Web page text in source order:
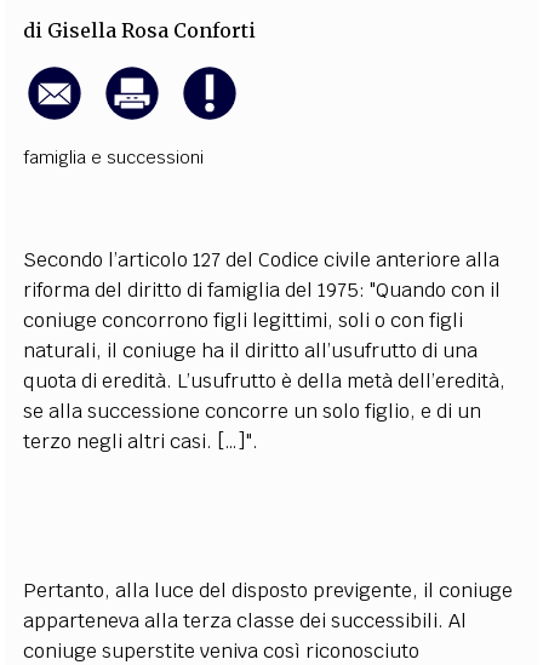
di Gisella Rosa Conforti
famiglia e successioni
Secondo l’articolo 127 del Codice civile anteriore alla
riforma del diritto di famiglia del 1975: "Quando con il
coniuge concorrono figli legittimi, soli o con figli
naturali, il coniuge ha il diritto all’usufrutto di una
quota di eredità. L’usufrutto è della metà dell’eredità,
se alla successione concorre un solo figlio, e di un
terzo negli altri casi. […]".
Pertanto, alla luce del disposto previgente, il coniuge
apparteneva alla terza classe dei successibili. Al
coniuge superstite veniva così riconosciuto